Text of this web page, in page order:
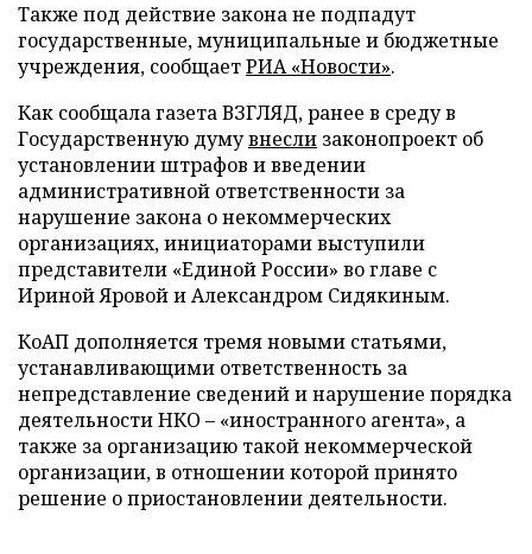
Также под действие закона не подпадут
государственные, муниципальные и бюджетные
учреждения, сообщаетРИА «Новости».
Как сообщала газета ВЗГЛЯД, ранее в среду в
Государственную думувнесли законопроект об
установлении штрафов и введении
административной ответственности за
нарушение закона о некоммерческих
организациях, инициаторами выступили
представители «Единой России» во главе с
Ириной Яровой и Александром Сидякиным.
КоАП дополняется тремя новыми статьями,
устанавливающими ответственность за
непредставление сведений и нарушение порядка
деятельности НКО – «иностранного агента», а
также за организацию такой некоммерческой
организации, в отношении которой принято
решение о приостановлении деятельности.